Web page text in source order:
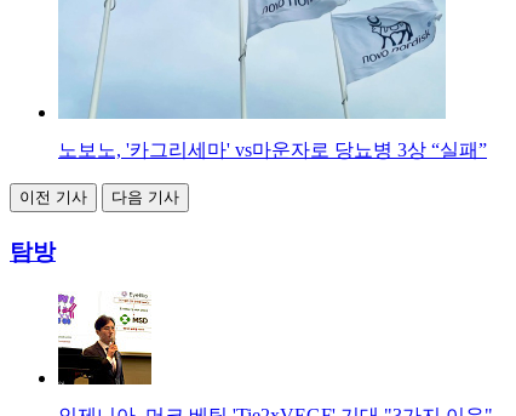
노보노, '카그리세마' vs마운자로 당뇨병 3상 “실패”
이전 기사 다음 기사
탐방